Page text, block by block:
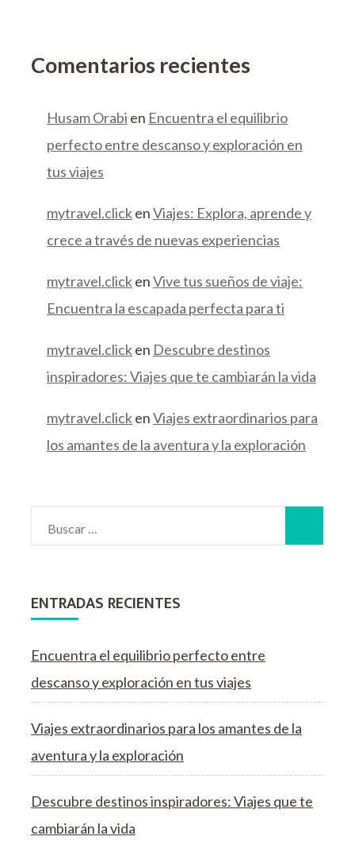
Comentarios recientes
Husam Orabi en Encuentra el equilibrio
perfecto entre descanso y exploración en
tus viajes
mytravel.clickenViajes: Explora, aprende y
crece a través de nuevas experiencias
mytravel.clickenVive tus sueños de viaje:
Encuentra la escapada perfecta para ti
mytravel.clicken Descubre destinos
inspiradores: Viajes que te cambiarán la vida
mytravel.clickenViajes extraordinarios para
los amantes de la aventura y la exploración
ENTRADAS RECIENTES
Encuentra el equilibrio perfecto entre
descanso y exploración en tus viajes
Viajes extraordinarios para los amantes de la
aventura y la exploración
Descubre destinos inspiradores: Viajes que te
cambiarán la vida